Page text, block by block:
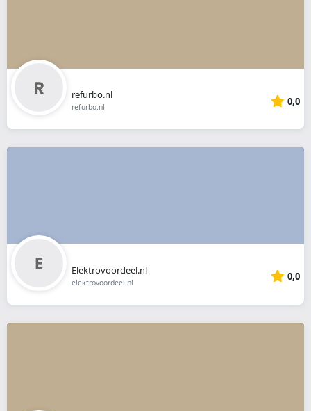
refurbo.nl
refurbo.nl 0,0
Elektrovoordeel.nl
elektrovoordeel.nl 0,0